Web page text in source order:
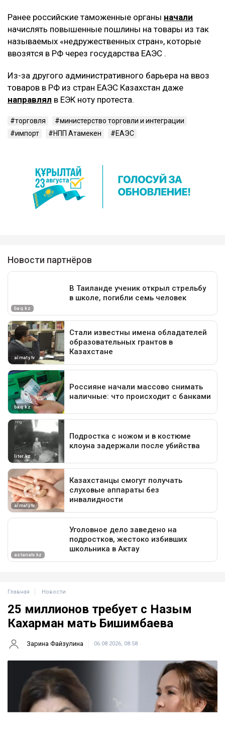
Ранее российские таможенные органы начали
начислять повышенные пошлины на товары из так
называемых «недружественных стран», которые
ввозятся в РФ через государства ЕАЭС .
Из-за другого административного барьера на ввоз
товаров в РФ из стран ЕАЭС Казахстан даже
направлял в ЕЭК ноту протеста.
торговля
министерство торговли и интеграции
импорт
НПП Атамекен ЕАЭС
Главная Новости
25 миллионов требует с Назым
Кахарман мать Бишимбаева
Зарина Файзулина 06.08.2026, 08:58